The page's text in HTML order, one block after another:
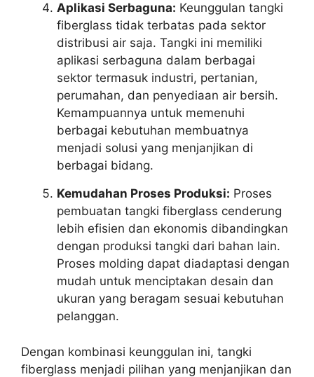
Aplikasi Serbaguna: Keunggulan tangki
fiberglass tidak terbatas pada sektor
distribusi air saja. Tangki ini memiliki
aplikasi serbaguna dalam berbagai
sektor termasuk industri, pertanian,
perumahan, dan penyediaan air bersih.
Kemampuannya untuk memenuhi
berbagai kebutuhan membuatnya
menjadi solusi yang menjanjikan di
berbagai bidang.
Kemudahan Proses Produksi: Proses
pembuatan tangki fiberglass cenderung
lebih efisien dan ekonomis dibandingkan
dengan produksi tangki dari bahan lain.
Proses molding dapat diadaptasi dengan
mudah untuk menciptakan desain dan
ukuran yang beragam sesuai kebutuhan
pelanggan.
Dengan kombinasi keunggulan ini, tangki
fiberglass menjadi pilihan yang menjanjikan dan